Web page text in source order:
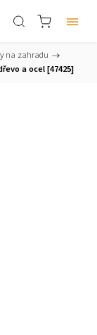
na zahradu /
a ocel [47425]